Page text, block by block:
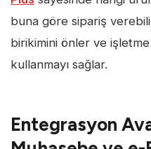
buna göre sipariş
birikimini önler ve
kullanmayı sağlar.
Entegrasyon